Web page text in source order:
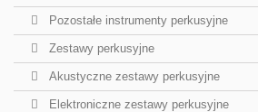
Pozostałe instrumenty perkusyjne
Zestawy perkusyjne
Akustyczne zestawy perkusyjne
Elektroniczne zestawy perkusyjne